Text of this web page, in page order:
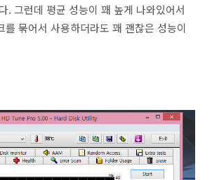
. 그런데 평균 성능이 꽤 높게 나와있어서
를 묶어서 사용하더라도 꽤 괜찮은 성능이